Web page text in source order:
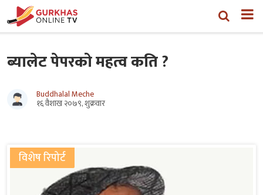
ब्यालेट पेपरको महत्व कति ?
Buddhalal Meche
१६ वैशाख २०७९, शुक्रवार
विशेष रिपोर्ट